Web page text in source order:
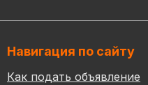
Навигация по сайту
Как подать объявление